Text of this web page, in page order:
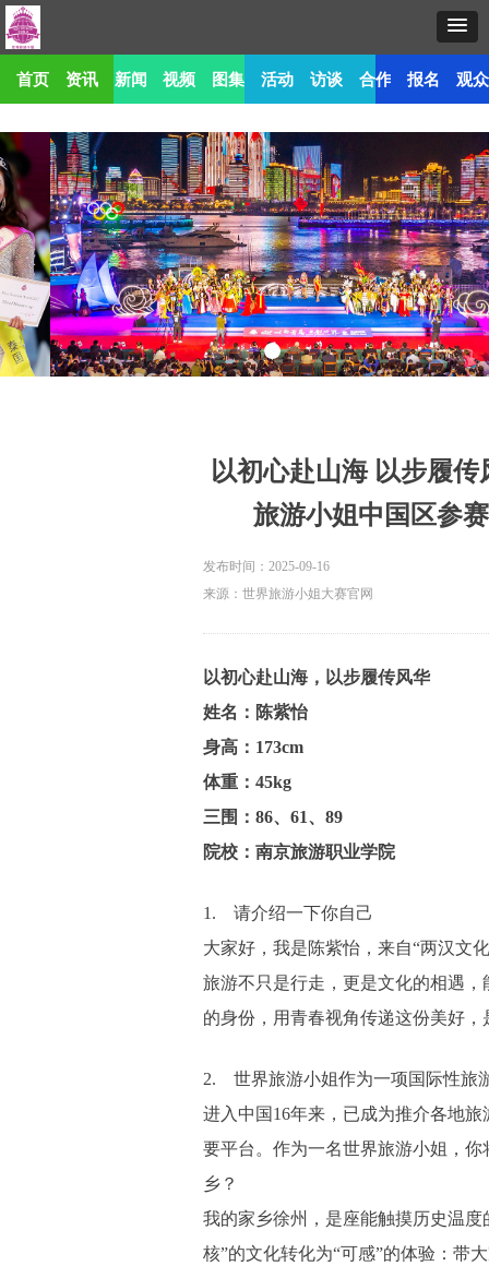
首页 资讯 新闻 视频 图集 活动 访谈 合作 报名 观众
发布时间： 2025-09-16
以初心赴山海 以步履
旅游小姐中国区参
以初心赴山海，以步履传风华
姓名：陈紫怡
身高：173cm
体重：45kg
三围：86、61、89
院校：南京旅游职业学院
1. 请介绍一下你自己
大家好，我是陈紫怡，来自“两汉文
旅游不只是行走，更是文化的相遇
的身份，用青春视角传递这份美好
2. 世界旅游小姐作为一项国际性旅
进入中国16年来，已成为推介各地
要平台。作为一名世界旅游小姐，你
乡？
我的家乡徐州，是座能触摸历史温度
核”的文化转化为“可感”的体验：带
来源：世界旅游小姐大赛官网